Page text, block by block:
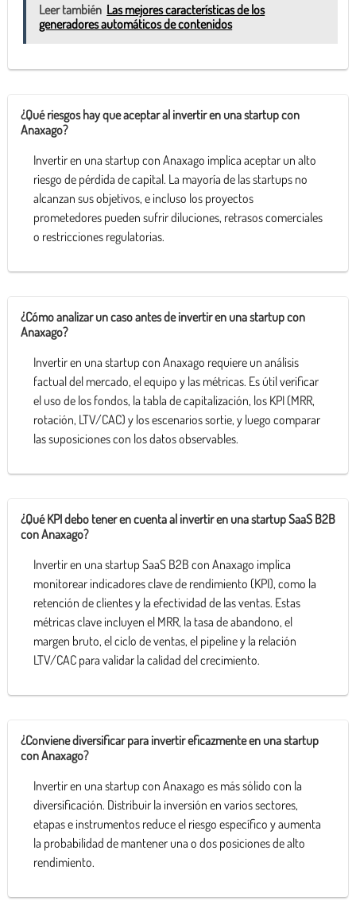
Leer también Las mejores características de los
generadores automáticos de contenidos
¿Qué riesgos hay que aceptar al invertir en una startup con
Anaxago?
Invertir en una startup con Anaxago implica aceptar un alto
riesgo de pérdida de capital. La mayoría de las startups no
alcanzan sus objetivos, e incluso los proyectos
prometedores pueden sufrir diluciones, retrasos comerciales
o restricciones regulatorias.
¿Cómo analizar un caso antes de invertir en una startup con
Anaxago?
Invertir en una startup con Anaxago requiere un análisis
factual del mercado, el equipo y las métricas. Es útil verificar
el uso de los fondos, la tabla de capitalización, los KPI (MRR,
rotación, LTV/CAC) y los escenarios sortie, y luego comparar
las suposiciones con los datos observables.
¿Qué KPI debo tener en cuenta al invertir en una startup SaaS B2B
con Anaxago?
Invertir en una startup SaaS B2B con Anaxago implica
monitorear indicadores clave de rendimiento (KPI), como la
retención de clientes y la efectividad de las ventas. Estas
métricas clave incluyen el MRR, la tasa de abandono, el
margen bruto, el ciclo de ventas, el pipeline y la relación
LTV/CAC para validar la calidad del crecimiento.
¿Conviene diversificar para invertir eficazmente en una startup
con Anaxago?
Invertir en una startup con Anaxago es más sólido con la
diversificación. Distribuir la inversión en varios sectores,
etapas e instrumentos reduce el riesgo específico y aumenta
la probabilidad de mantener una o dos posiciones de alto
rendimiento.